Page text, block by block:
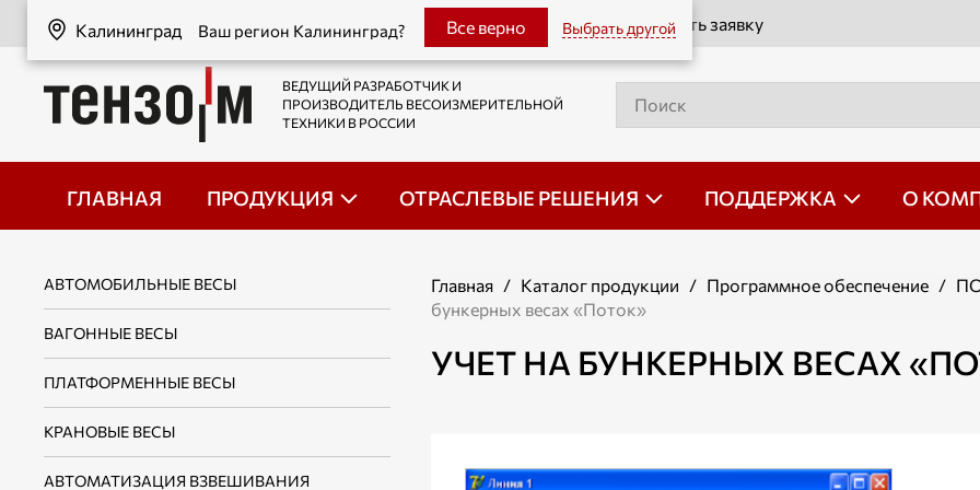
Калининград Ваш регион Калининград?
Калининград Все верно Выбрать другой
ВЕДУЩИЙ РАЗРАБОТЧИК И
ПРОИЗВОДИТЕЛЬ ВЕСОИЗМЕРИТЕЛЬНОЙ
ТЕХНИКИ В РОССИИ
Оставить заявку
ГЛАВНАЯ ПРОДУКЦИЯ ОТРАСЛЕВЫЕ РЕШЕНИЯ ПОДДЕРЖКА О
АВТОМОБИЛЬНЫЕ ВЕСЫ
ВАГОННЫЕ ВЕСЫ
ПЛАТФОРМЕННЫЕ ВЕСЫ
КРАНОВЫЕ ВЕСЫ
АВТОМАТИЗАЦИЯ ВЗВЕШИВАНИЯ
Главная / Каталог продукции / Программное обеспечение / ПО
бункерных весах «Поток»
УЧЕТ НА БУНКЕРНЫХ ВЕСАХ